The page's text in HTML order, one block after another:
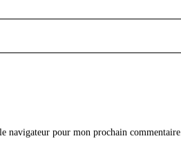
navigateur pour mon prochain commentaire.